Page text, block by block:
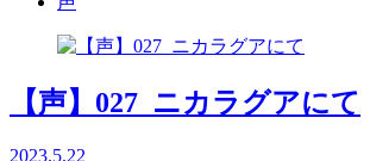
【声】027_ニカラグアにて
2023.5.22